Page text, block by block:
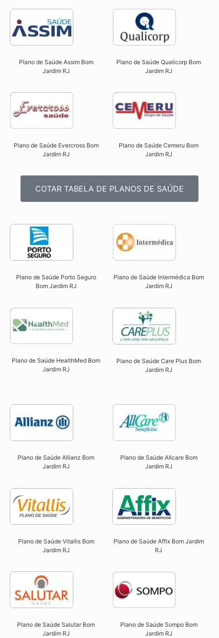
Plano de Saúde Assim Bom
Jardim RJ​
Plano de Saúde Qualicorp Bom
Jardim RJ​
Plano de Saúde Evercross Bom
Jardim RJ​
Plano de Saúde Cemeru Bom
Jardim RJ​
COTAR TABELA DE PLANOS DE SAÚDE
Plano de Saúde Porto Seguro
Bom Jardim RJ​
Plano de Saúde Intermédica Bom
Jardim RJ​
Plano de Saúde HealthMed Bom
Jardim RJ
Plano de Saúde Care Plus Bom
Jardim RJ​
Plano de Saúde Allianz Bom
Jardim RJ​
Plano de Saúde Allcare Bom
Jardim RJ​
Plano de Saúde Vitallis Bom
Jardim RJ​
Plano de Saúde Affix Bom Jardim
RJ​
Plano de Saúde Salutar Bom
Jardim RJ​
Plano de Saúde Sompo Bom
Jardim RJ​